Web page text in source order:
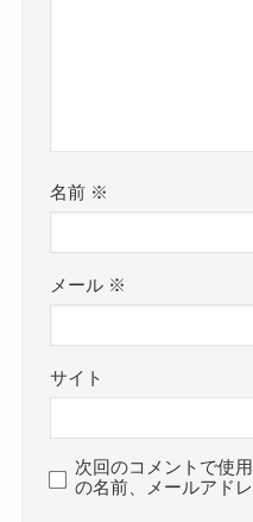
名前 ※
メール ※
サイト
次回のコメントで使
の名前、メールアド